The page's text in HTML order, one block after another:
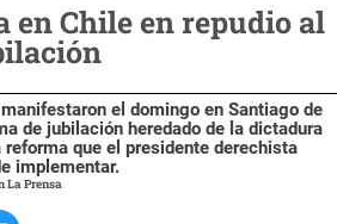
en Chile en repudio al
el domingo en Santiago de
de jubilación heredado de la dictadura
que el presidente derechista
implementar.
La Prensa